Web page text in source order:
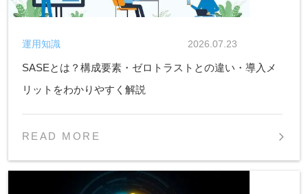
SASEとは？構成要素・ゼロトラストとの違い・導入メ
リットをわかりやすく解説
2026.07.23
運用知識
READ MORE